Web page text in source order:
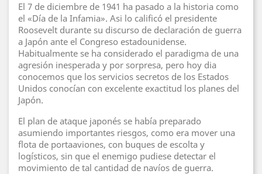
El 7 de diciembre de 1941 ha pasado a la historia como
el «Día de la Infamia». Asi lo calificó el presidente
Roosevelt durante su discurso de declaración de guerra
a Japón ante el Congreso estadounidense.
Habitualmente se ha considerado el paradigma de una
agresión inesperada y por sorpresa, pero hoy dia
conocemos que los servicios secretos de los Estados
Unidos conocían con excelente exactitud los planes del
Japón.
El plan de ataque japonés se había preparado
asumiendo importantes riesgos, como era mover una
flota de portaaviones, con buques de escolta y
logísticos, sin que el enemigo pudiese detectar el
movimiento de tal cantidad de navíos de guerra.